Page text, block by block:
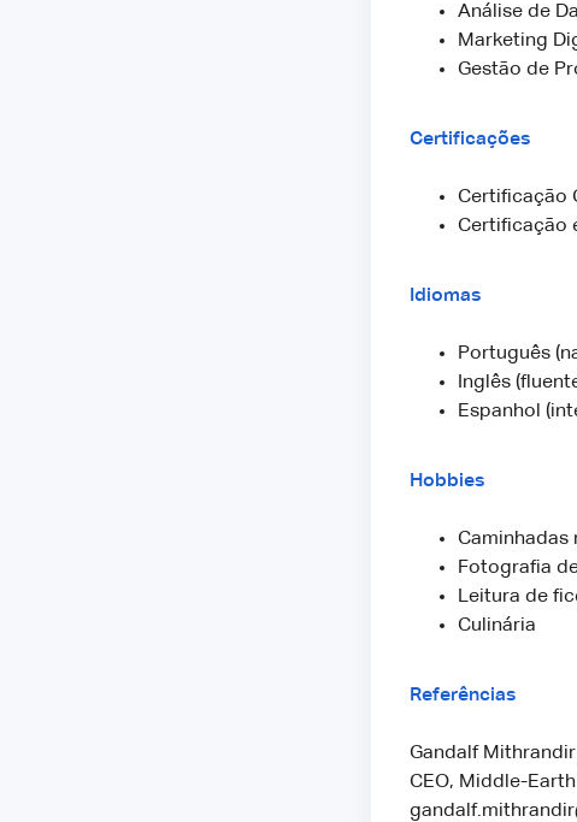
Análise de
Marketing
Gestão de
Certificações
Certificação
Certificação
Idiomas
Português
Inglês
Espanhol
Hobbies
Caminhadas
Fotografia
Leitura de
Culinária
Referências
Gandalf Mithrandir
CEO, Middle-